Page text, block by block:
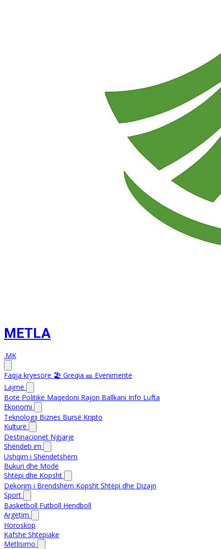
METLA
.MK
Faqja kryesore 🏖️ Greqia 🎫 Evenimente
Lajme
Botë Politikë Maqedoni Rajon Ballkani Info Lufta
Ekonomi
Teknologji Biznes Bursë Kripto
Kulturë
Destinacionet Ngjarje
Shëndeti im
Ushqim i Shëndetshëm
Bukuri dhe Modë
Shtëpi dhe Kopsht
Dekorim i Brendshëm Kopsht Shtëpi dhe Dizajn
Sport
Basketboll Futboll Hendboll
Argëtim
Horoskop
Kafshë Shtëpiake
Metlisimo